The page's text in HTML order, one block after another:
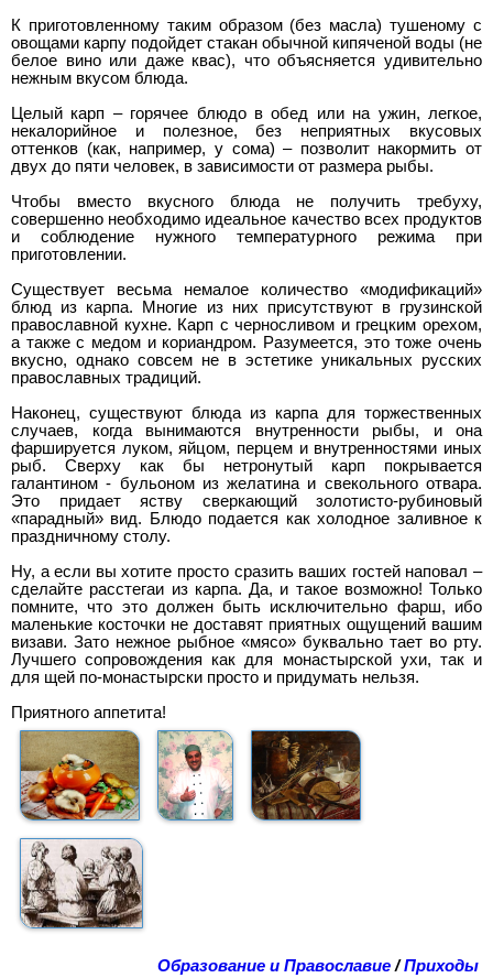
К приготовленному таким образом (без масла) тушеному с
овощами карпу подойдет стакан обычной кипяченой воды (не
белое вино или даже квас), что объясняется удивительно
нежным вкусом блюда.
Целый карп – горячее блюдо в обед или на ужин, легкое,
некалорийное и полезное, без неприятных вкусовых
оттенков (как, например, у сома) – позволит накормить от
двух до пяти человек, в зависимости от размера рыбы.
Чтобы вместо вкусного блюда не получить требуху,
совершенно необходимо идеальное качество всех продуктов
и соблюдение нужного температурного режима при
приготовлении.
Существует весьма немалое количество «модификаций»
блюд из карпа. Многие из них присутствуют в грузинской
православной кухне. Карп с черносливом и грецким орехом,
а также с медом и кориандром. Разумеется, это тоже очень
вкусно, однако совсем не в эстетике уникальных русских
православных традиций.
Наконец, существуют блюда из карпа для торжественных
случаев, когда вынимаются внутренности рыбы, и она
фаршируется луком, яйцом, перцем и внутренностями иных
рыб. Сверху как бы нетронутый карп покрывается
галантином - бульоном из желатина и свекольного отвара.
Это придает яству сверкающий золотисто-рубиновый
«парадный» вид. Блюдо подается как холодное заливное к
праздничному столу.
Ну, а если вы хотите просто сразить ваших гостей наповал –
сделайте расстегаи из карпа. Да, и такое возможно! Только
помните, что это должен быть исключительно фарш, ибо
маленькие косточки не доставят приятных ощущений вашим
визави. Зато нежное рыбное «мясо» буквально тает во рту.
Лучшего сопровождения как для монастырской ухи, так и
для щей по-монастырски просто и придумать нельзя.
Приятного аппетита!
Образование и Православие /Приходы